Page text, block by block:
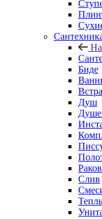
Биде
Душ
Слив